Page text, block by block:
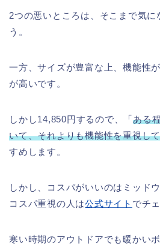
2つの悪いところは、そこまで気に
う。
一方、サイズが豊富な上、機能性
が高いです。
しかし14,850円するので、「ある
いて、それよりも機能性を重視し
すめします。
しかし、コスパがいいのはミッド
コスパ重視の人は公式サイト でチ
寒い時期のアウトドアでも暖かい